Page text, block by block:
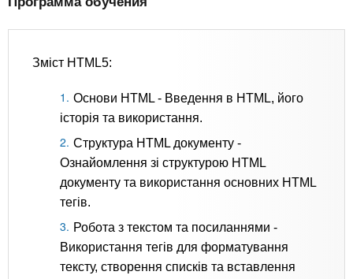
Зміст HTML5:
Основи HTML - Введення в HTML, його
історія та використання.
Структура HTML документу -
Ознайомлення зі структурою HTML
документу та використання основних HTML
тегів.
Робота з текстом та посиланнями -
Використання тегів для форматування
тексту, створення списків та вставлення